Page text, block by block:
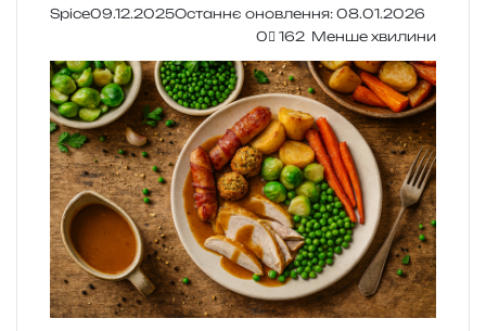
Spice09.12.2025Останнє оновлення: 08.01.2026
0
162 Менше хвилини